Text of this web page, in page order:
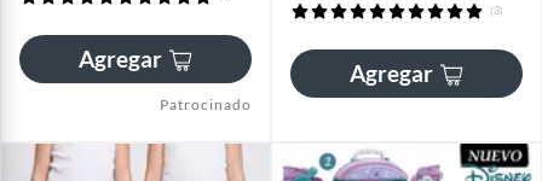
Agregar
Patrocinado
(3)
Agregar